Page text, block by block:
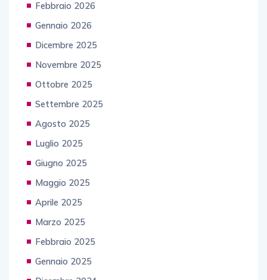
Febbraio 2026
Gennaio 2026
Dicembre 2025
Novembre 2025
Ottobre 2025
Settembre 2025
Agosto 2025
Luglio 2025
Giugno 2025
Maggio 2025
Aprile 2025
Marzo 2025
Febbraio 2025
Gennaio 2025